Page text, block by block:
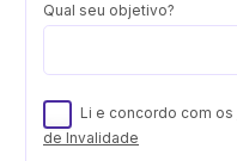
Qual seu objetivo?
Li e concordo com os
de Invalidade